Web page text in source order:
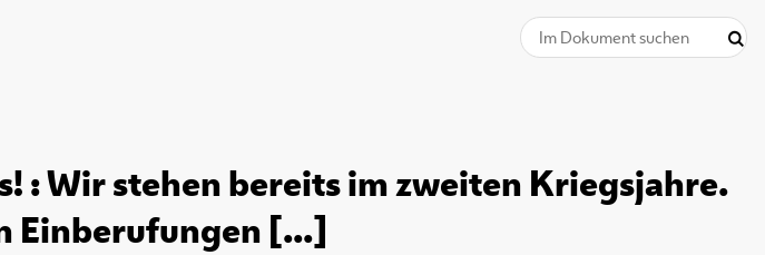
: Wir stehen bereits im zweiten Kriegsjahre.
Einberufungen [...]